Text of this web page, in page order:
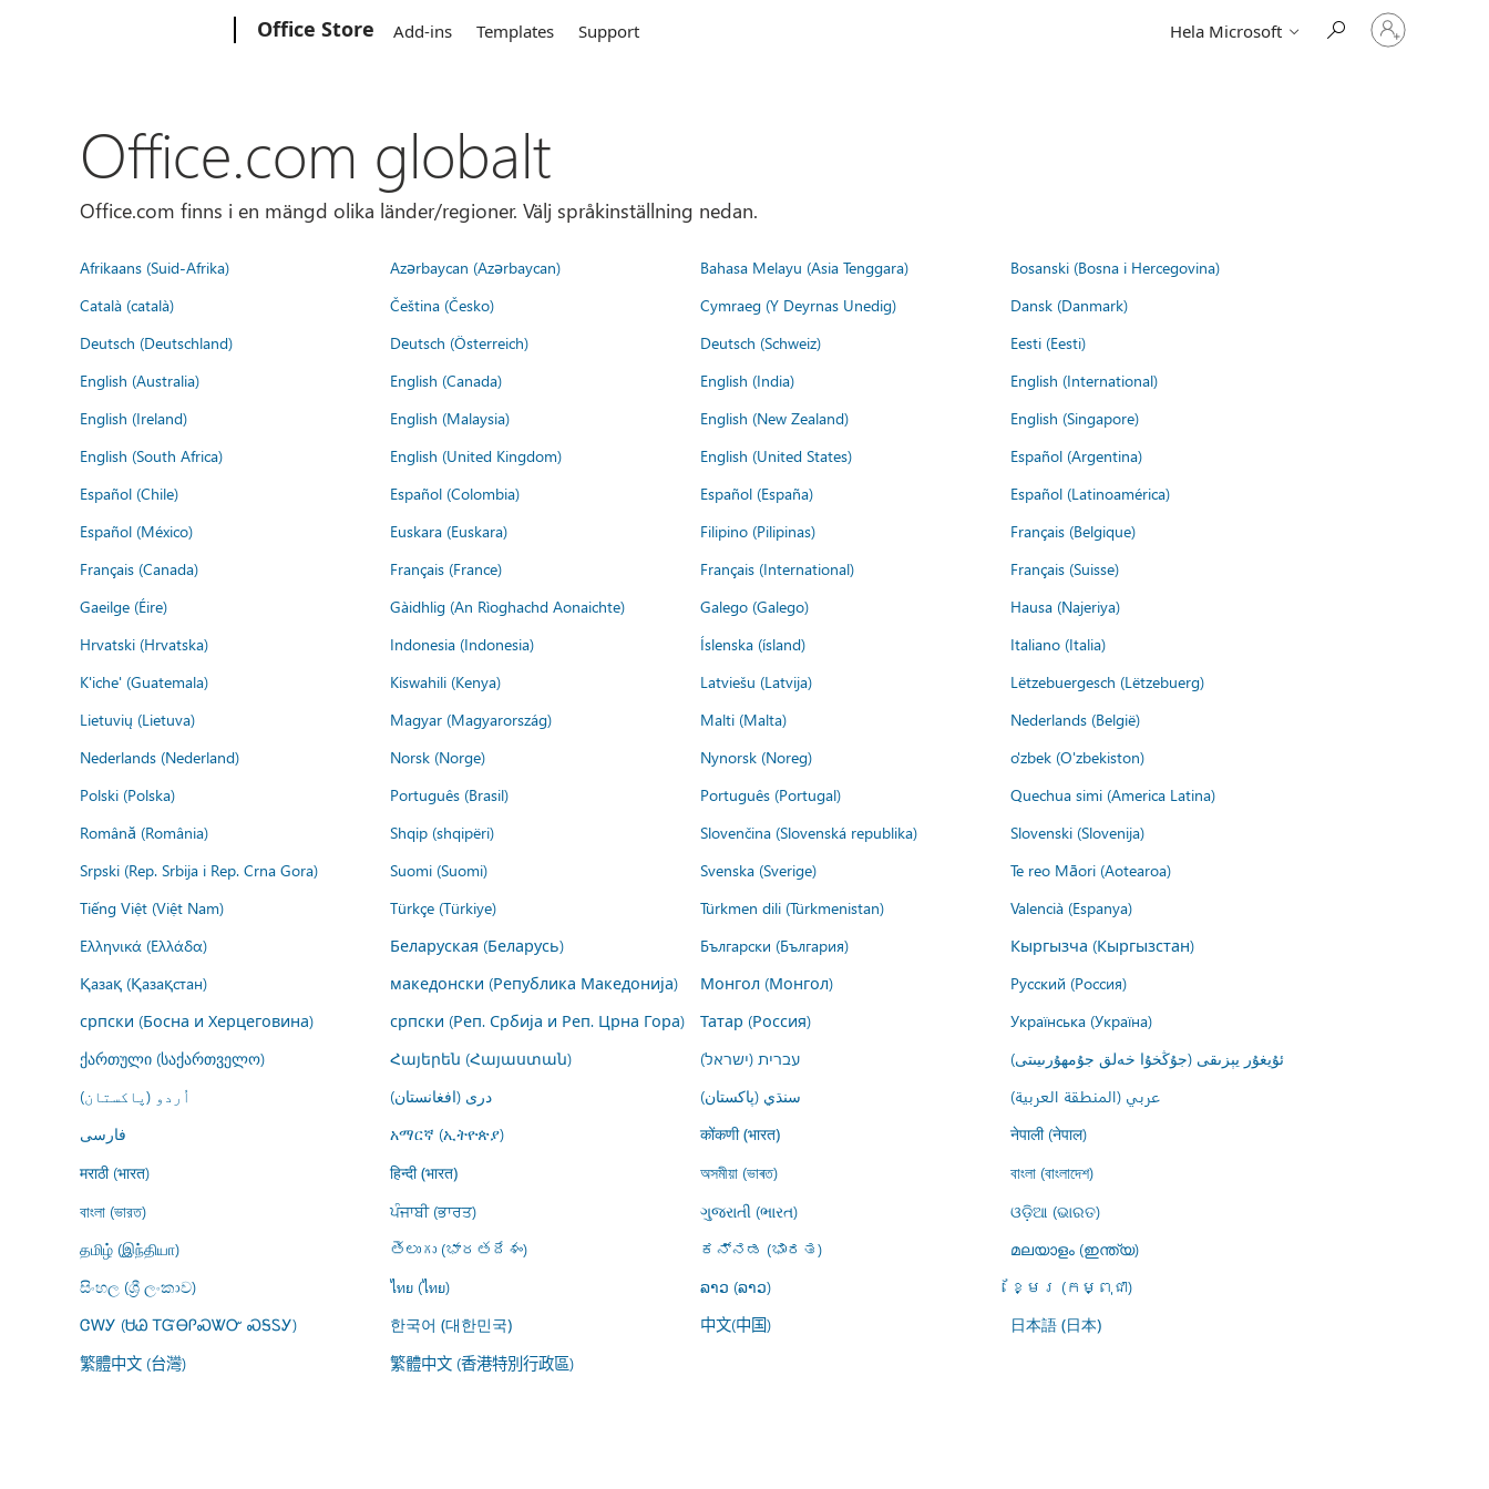
Office Store Add-ins Templates Support Hela Microsoft
Logga
in
Office.com globalt
Office.com finns i en mängd olika länder/regioner. Välj språkinställning nedan.
Afrikaans (Suid-Afrika) Azərbaycan (Azərbaycan) Bahasa Melayu (Asia Tenggara)
Bosanski (Bosna i Hercegovina)
Català (català)
Čeština (Česko) Cymraeg (Y Deyrnas Unedig)
Dansk (Danmark)
Deutsch (Deutschland)
Deutsch (Österreich) Deutsch (Schweiz)
Eesti (Eesti)
English (Australia)
English (Canada) English (India)
English (International)
English (Ireland)
English (Malaysia) English (New Zealand)
English (Singapore)
English (South Africa)
English (United Kingdom) English (United States)
Español (Argentina)
Español (Chile)
Español (Colombia) Español (España)
Español (Latinoamérica)
Español (México)
Euskara (Euskara) Filipino (Pilipinas)
Français (Belgique)
Français (Canada)
Français (France) Français (International)
Français (Suisse)
Gaeilge (Éire)
Gàidhlig (An Rìoghachd Aonaichte) Galego (Galego)
Hausa (Najeriya)
Hrvatski (Hrvatska)
Indonesia (Indonesia) Íslenska (ísland)
Italiano (Italia)
K'iche' (Guatemala)
Kiswahili (Kenya) Latviešu (Latvija)
Lëtzebuergesch (Lëtzebuerg)
Lietuvių (Lietuva)
Magyar (Magyarország) Malti (Malta)
Nederlands (België)
Nederlands (Nederland)
Norsk (Norge) Nynorsk (Noreg)
o'zbek (O'zbekiston)
Polski (Polska)
Português (Brasil) Português (Portugal)
Quechua simi (America Latina)
Română (România)
Shqip (shqipëri) Slovenčina (Slovenská republika)
Slovenski (Slovenija)
Srpski (Rep. Srbija i Rep. Crna Gora)
Suomi (Suomi) Svenska (Sverige)
Te reo Māori (Aotearoa)
Tiếng Việt (Việt Nam)
Türkçe (Türkiye) Türkmen dili (Türkmenistan)
Valencià (Espanya)
Ελληνικά (Ελλάδα)
Беларуская (Беларусь) Български (България)
Кыргызча (Кыргызстан)
Қазақ (Қазақстан)
македонски (Република Македонија) Монгол (Монгол)
Русский (Россия)
српски (Босна и Херцеговина)
српски (Реп. Србија и Реп. Црна Гора) Татар (Россия)
Українська (Україна)
ქართული (საქართველო)
Հայերեն (Հայաստան) עברית (ישראל)
ئۇيغۇر يېزىقى (جۇڭخۇا خەلق جۇمھۇرىيىتى)
اُردو (پاکستان)
درى (افغانستان) سنڌي (پاکستان)
عربي (المنطقة العربية)
فارسى
አማርኛ (ኢትዮጵያ) कोंकणी (भारत)
नेपाली (नेपाल)
मराठी (भारत)
हिन्दी (भारत) অসমীয়া (ভাৰত)
বাংলা (বাংলাদেশ)
বাংলা (ভারত)
ਪੰਜਾਬੀ (ਭਾਰਤ) ગુજરાતી (ભારત)
ଓଡ଼ିଆ (ଭାରତ)
தமிழ் (இந்தியா)
తెలుగు (భారతదేశం) ಕನ್ನಡ (ಭಾರತ)
മലയാളം (ഇന്ത്യ)
සිංහල (ශ්‍රී ලංකාව)
ไทย (ไทย) ລາວ (ລາວ)
ខ្មែរ (កម្ពុជា)
ᏣᎳᎩ (ᏌᏊ ᎢᏳᎾᎵᏍᏔᏅ ᏍᎦᏚᎩ)
한국어 (대한민국) 中文(中国) 日本語 (日本)
繁體中文 (台灣) 繁體中文 (香港特別行政區)